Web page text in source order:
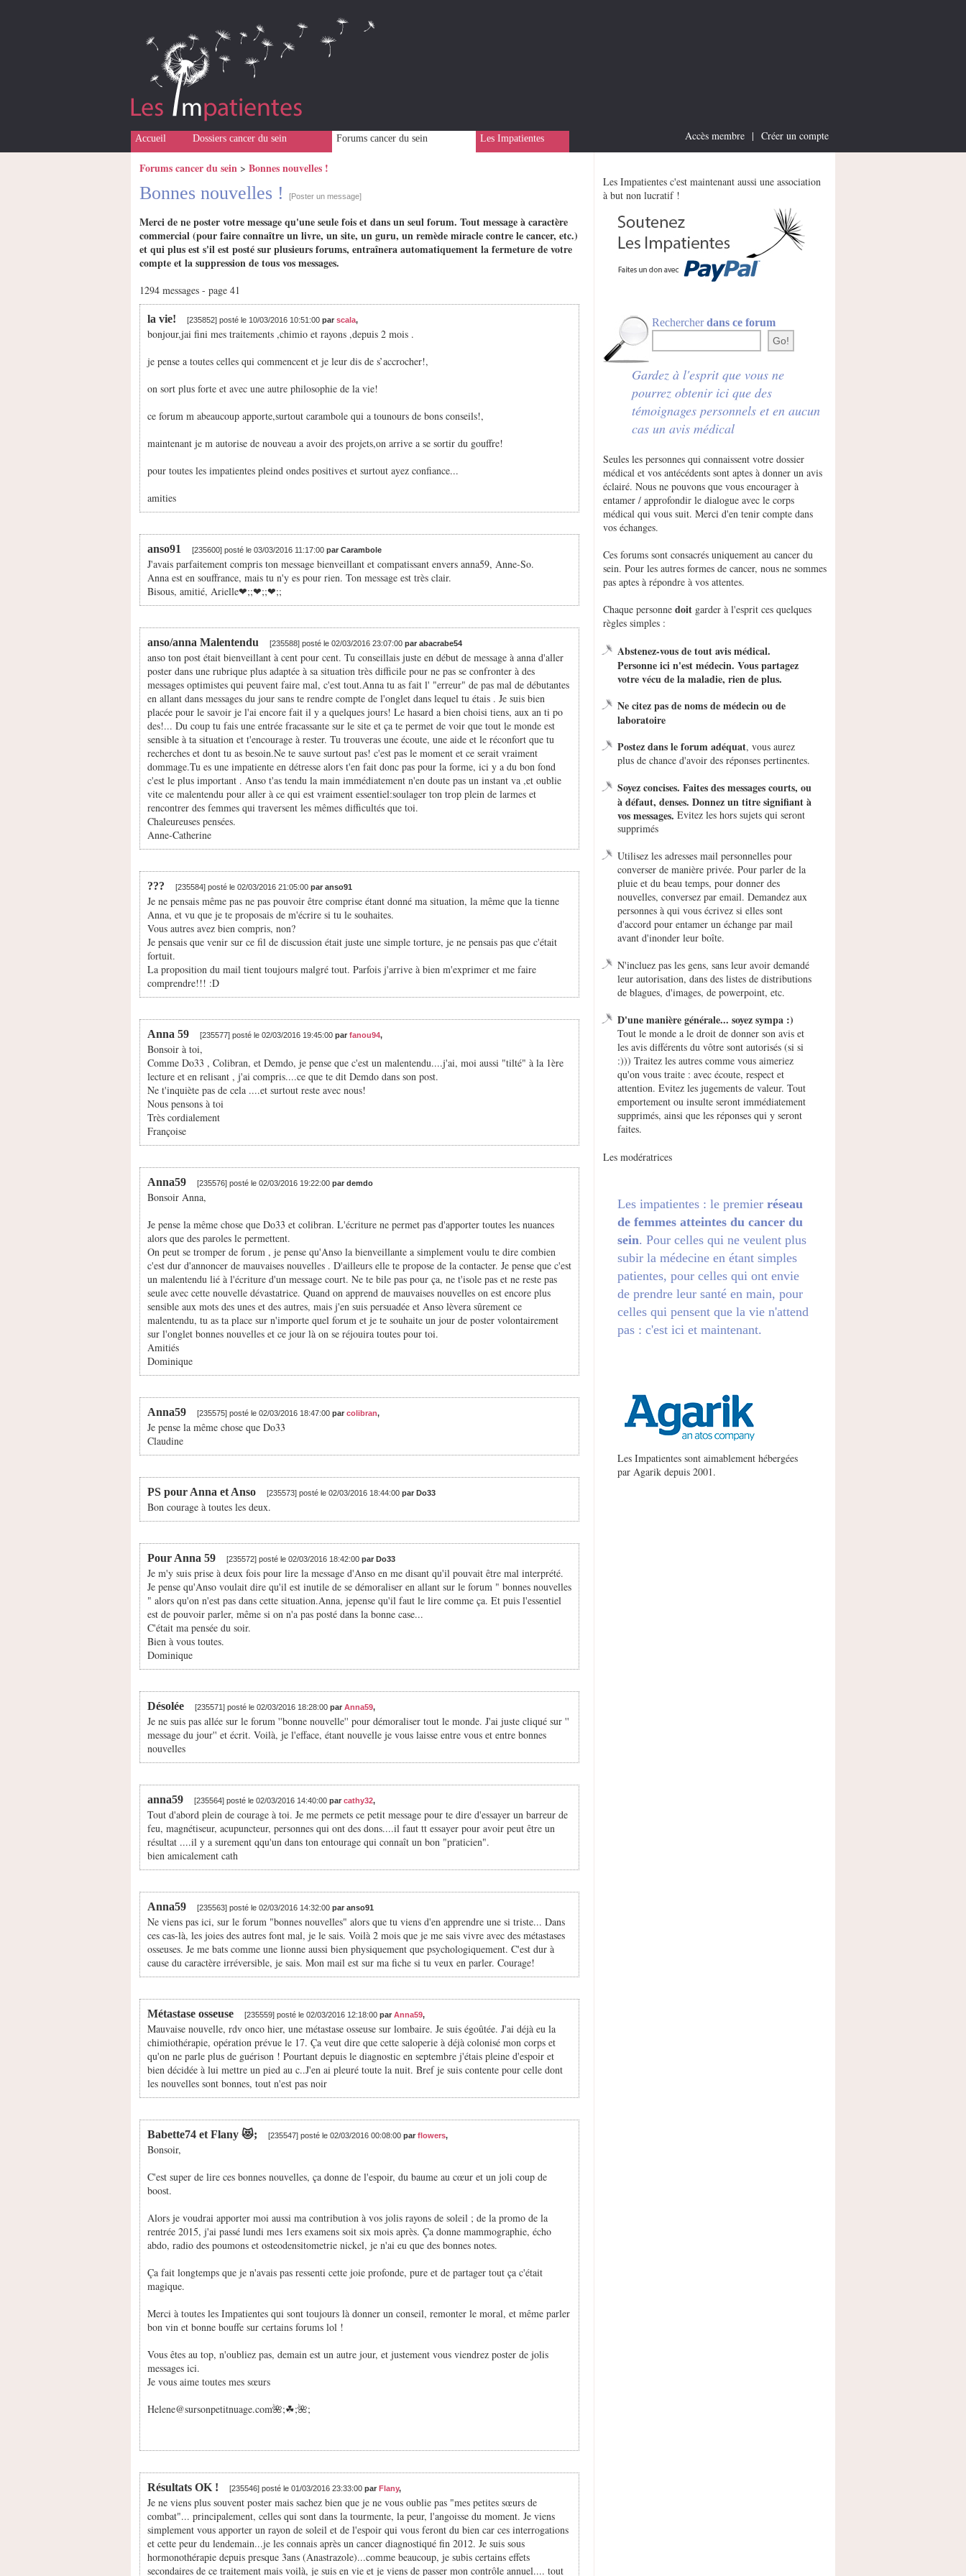
Accueil Dossiers cancer du sein Forums cancer du sein Les Impatientes Accès membre | Créer un compte
Forums cancer du sein > Bonnes nouvelles !
Bonnes nouvelles ! [Poster un message]
Merci de ne poster votre message qu'une seule fois et dans un seul forum. Tout message à caractère
commercial (pour faire connaître un livre, un site, un guru, un remède miracle contre le cancer, etc.)
et qui plus est s'il est posté sur plusieurs forums, entraînera automatiquement la fermeture de votre
compte et la suppression de tous vos messages.
1294 messages - page 41
la vie! [235852] posté le 10/03/2016 10:51:00 par scala,
bonjour,jai fini mes traitements ,chimio et rayons ,depuis 2 mois .
je pense a toutes celles qui commencent et je leur dis de s’accrocher!,
on sort plus forte et avec une autre philosophie de la vie!
ce forum m abeaucoup apporte,surtout carambole qui a tounours de bons conseils!,
maintenant je m autorise de nouveau a avoir des projets,on arrive a se sortir du gouffre!
pour toutes les impatientes pleind ondes positives et surtout ayez confiance...
amities
anso91 [235600] posté le 03/03/2016 11:17:00 par Carambole
J'avais parfaitement compris ton message bienveillant et compatissant envers anna59, Anne-So.
Anna est en souffrance, mais tu n'y es pour rien. Ton message est très clair.
Bisous, amitié, Arielle❤;️;❤;️;❤;️;
anso/anna Malentendu [235588] posté le 02/03/2016 23:07:00 par abacrabe54
anso ton post était bienveillant à cent pour cent. Tu conseillais juste en début de message à anna d'aller
poster dans une rubrique plus adaptée à sa situation très difficile pour ne pas se confronter à des
messages optimistes qui peuvent faire mal, c'est tout.Anna tu as fait l' "erreur" de pas mal de débutantes
en allant dans messages du jour sans te rendre compte de l'onglet dans lequel tu étais . Je suis bien
placée pour le savoir je l'ai encore fait il y a quelques jours! Le hasard a bien choisi tiens, aux an ti po
des!... Du coup tu fais une entrée fracassante sur le site et ça te permet de voir que tout le monde est
sensible à ta situation et t'encourage à rester. Tu trouveras une écoute, une aide et le réconfort que tu
recherches et dont tu as besoin.Ne te sauve surtout pas! c'est pas le moment et ce serait vraiment
dommage.Tu es une impatiente en détresse alors t'en fait donc pas pour la forme, ici y a du bon fond
c'est le plus important . Anso t'as tendu la main immédiatement n'en doute pas un instant va ,et oublie
vite ce malentendu pour aller à ce qui est vraiment essentiel:soulager ton trop plein de larmes et
rencontrer des femmes qui traversent les mêmes difficultés que toi.
Chaleureuses pensées.
Anne-Catherine
??? [235584] posté le 02/03/2016 21:05:00 par anso91
Je ne pensais même pas ne pas pouvoir être comprise étant donné ma situation, la même que la tienne
Anna, et vu que je te proposais de m'écrire si tu le souhaites.
Vous autres avez bien compris, non?
Je pensais que venir sur ce fil de discussion était juste une simple torture, je ne pensais pas que c'était
fortuit.
La proposition du mail tient toujours malgré tout. Parfois j'arrive à bien m'exprimer et me faire
comprendre!!! :D
Anna 59 [235577] posté le 02/03/2016 19:45:00 par fanou94,
Bonsoir à toi,
Comme Do33 , Colibran, et Demdo, je pense que c'est un malentendu....j'ai, moi aussi "tilté" à la 1ère
lecture et en relisant , j'ai compris....ce que te dit Demdo dans son post.
Ne t'inquiète pas de cela ....et surtout reste avec nous!
Nous pensons à toi
Très cordialement
Françoise
Anna59 [235576] posté le 02/03/2016 19:22:00 par demdo
Bonsoir Anna,
Je pense la même chose que Do33 et colibran. L'écriture ne permet pas d'apporter toutes les nuances
alors que des paroles le permettent.
On peut se tromper de forum , je pense qu'Anso la bienveillante a simplement voulu te dire combien
c'est dur d'annoncer de mauvaises nouvelles . D'ailleurs elle te propose de la contacter. Je pense que c'est
un malentendu lié à l'écriture d'un message court. Ne te bile pas pour ça, ne t'isole pas et ne reste pas
seule avec cette nouvelle dévastatrice. Quand on apprend de mauvaises nouvelles on est encore plus
sensible aux mots des unes et des autres, mais j'en suis persuadée et Anso lèvera sûrement ce
malentendu, tu as ta place sur n'importe quel forum et je te souhaite un jour de poster volontairement
sur l'onglet bonnes nouvelles et ce jour là on se réjouira toutes pour toi.
Amitiés
Dominique
Anna59 [235575] posté le 02/03/2016 18:47:00 par colibran,
Je pense la même chose que Do33
Claudine
PS pour Anna et Anso [235573] posté le 02/03/2016 18:44:00 par Do33
Bon courage à toutes les deux.
Pour Anna 59 [235572] posté le 02/03/2016 18:42:00 par Do33
Je m'y suis prise à deux fois pour lire la message d'Anso en me disant qu'il pouvait être mal interprété.
Je pense qu'Anso voulait dire qu'il est inutile de se démoraliser en allant sur le forum " bonnes nouvelles
" alors qu'on n'est pas dans cette situation.Anna, jepense qu'il faut le lire comme ça. Et puis l'essentiel
est de pouvoir parler, même si on n'a pas posté dans la bonne case...
C'était ma pensée du soir.
Bien à vous toutes.
Dominique
Désolée [235571] posté le 02/03/2016 18:28:00 par Anna59,
Je ne suis pas allée sur le forum ''bonne nouvelle'' pour démoraliser tout le monde. J'ai juste cliqué sur ''
message du jour'' et écrit. Voilà, je l'efface, étant nouvelle je vous laisse entre vous et entre bonnes
nouvelles
anna59 [235564] posté le 02/03/2016 14:40:00 par cathy32,
Tout d'abord plein de courage à toi. Je me permets ce petit message pour te dire d'essayer un barreur de
feu, magnétiseur, acupuncteur, personnes qui ont des dons....il faut tt essayer pour avoir peut être un
résultat ....il y a surement qqu'un dans ton entourage qui connaît un bon "praticien".
bien amicalement cath
Anna59 [235563] posté le 02/03/2016 14:32:00 par anso91
Ne viens pas ici, sur le forum "bonnes nouvelles" alors que tu viens d'en apprendre une si triste... Dans
ces cas-là, les joies des autres font mal, je le sais. Voilà 2 mois que je me sais vivre avec des métastases
osseuses. Je me bats comme une lionne aussi bien physiquement que psychologiquement. C'est dur à
cause du caractère irréversible, je sais. Mon mail est sur ma fiche si tu veux en parler. Courage!
Métastase osseuse [235559] posté le 02/03/2016 12:18:00 par Anna59,
Mauvaise nouvelle, rdv onco hier, une métastase osseuse sur lombaire. Je suis égoûtée. J'ai déjà eu la
chimiothérapie, opération prévue le 17. Ça veut dire que cette saloperie à déjà colonisé mon corps et
qu'on ne parle plus de guérison ! Pourtant depuis le diagnostic en septembre j'étais pleine d'espoir et
bien décidée à lui mettre un pied au c..J'en ai pleuré toute la nuit. Bref je suis contente pour celle dont
les nouvelles sont bonnes, tout n'est pas noir
Babette74 et Flany 😻; [235547] posté le 02/03/2016 00:08:00 par flowers,
Bonsoir,
C'est super de lire ces bonnes nouvelles, ça donne de l'espoir, du baume au cœur et un joli coup de
boost.
Alors je voudrai apporter moi aussi ma contribution à vos jolis rayons de soleil ; de la promo de la
rentrée 2015, j'ai passé lundi mes 1ers examens soit six mois après. Ça donne mammographie, écho
abdo, radio des poumons et osteodensitometrie nickel, je n'ai eu que des bonnes notes.
Ça fait longtemps que je n'avais pas ressenti cette joie profonde, pure et de partager tout ça c'était
magique.
Merci à toutes les Impatientes qui sont toujours là donner un conseil, remonter le moral, et même parler
bon vin et bonne bouffe sur certains forums lol !
Vous êtes au top, n'oubliez pas, demain est un autre jour, et justement vous viendrez poster de jolis
messages ici.
Je vous aime toutes mes sœurs
Helene@sursonpetitnuage.com🌺;☘;🌺;
Résultats OK ! [235546] posté le 01/03/2016 23:33:00 par Flany,
Je ne viens plus souvent poster mais sachez bien que je ne vous oublie pas "mes petites sœurs de
combat"... principalement, celles qui sont dans la tourmente, la peur, l'angoisse du moment. Je viens
simplement vous apporter un rayon de soleil et de l'espoir qui vous feront du bien car ces interrogations
et cette peur du lendemain...je les connais après un cancer diagnostiqué fin 2012. Je suis sous
hormonothérapie depuis presque 3ans (Anastrazole)...comme beaucoup, je subis certains effets
secondaires de ce traitement mais voilà, je suis en vie et je viens de passer mon contrôle annuel.... tout
Les Impatientes c'est maintenant aussi une association
à but non lucratif !
Rechercherdans ce forum
Gardez à l'esprit que vous ne
pourrez obtenir ici que des
témoignages personnels et en aucun
cas un avis médical
Seules les personnes qui connaissent votre dossier
médical et vos antécédents sont aptes à donner un avis
éclairé. Nous ne pouvons que vous encourager à
entamer / approfondir le dialogue avec le corps
médical qui vous suit. Merci d'en tenir compte dans
vos échanges.
Ces forums sont consacrés uniquement au cancer du
sein. Pour les autres formes de cancer, nous ne sommes
pas aptes à répondre à vos attentes.
Chaque personne doit garder à l'esprit ces quelques
règles simples :
Abstenez-vous de tout avis médical.
Personne ici n'est médecin. Vous partagez
votre vécu de la maladie, rien de plus.
Ne citez pas de noms de médecin ou de
laboratoire
Postez dans le forum adéquat, vous aurez
plus de chance d'avoir des réponses pertinentes.
Soyez concises. Faites des messages courts, ou
à défaut, denses. Donnez un titre signifiant à
vos messages. Evitez les hors sujets qui seront
supprimés
Utilisez les adresses mail personnelles pour
converser de manière privée. Pour parler de la
pluie et du beau temps, pour donner des
nouvelles, conversez par email. Demandez aux
personnes à qui vous écrivez si elles sont
d'accord pour entamer un échange par mail
avant d'inonder leur boîte.
N'incluez pas les gens, sans leur avoir demandé
leur autorisation, dans des listes de distributions
de blagues, d'images, de powerpoint, etc.
D'une manière générale... soyez sympa :)
Tout le monde a le droit de donner son avis et
les avis différents du vôtre sont autorisés (si si
:))) Traitez les autres comme vous aimeriez
qu'on vous traite : avec écoute, respect et
attention. Evitez les jugements de valeur. Tout
emportement ou insulte seront immédiatement
supprimés, ainsi que les réponses qui y seront
faites.
Les modératrices
Les impatientes : le premier réseau
de femmes atteintes du cancer du
sein. Pour celles qui ne veulent plus
subir la médecine en étant simples
patientes, pour celles qui ont envie
de prendre leur santé en main, pour
celles qui pensent que la vie n'attend
pas : c'est ici et maintenant.
Les Impatientes sont aimablement hébergées
par Agarik depuis 2001.